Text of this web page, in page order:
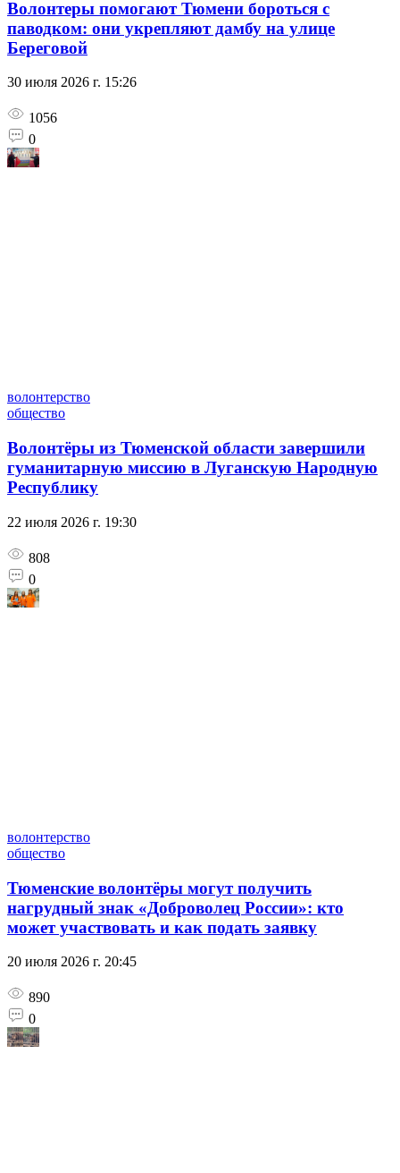
Волонтеры помогают Тюмени бороться с
паводком: они укрепляют дамбу на улице
Береговой
30 июля 2026 г. 15:26
1056
0
волонтерство
общество
Волонтёры из Тюменской области завершили
гуманитарную миссию в Луганскую Народную
Республику
22 июля 2026 г. 19:30
808
0
волонтерство
общество
Тюменские волонтёры могут получить
нагрудный знак «Доброволец России»: кто
может участвовать и как подать заявку
20 июля 2026 г. 20:45
890
0